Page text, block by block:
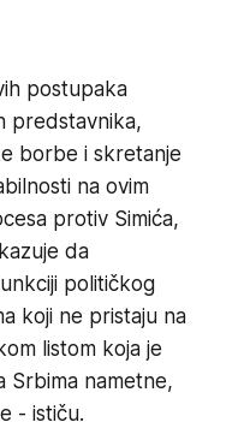
postupaka
predstavnika,
borbe i skretanje
na ovim
protiv Simića,
da
političkog
koji ne pristaju na
listom koja je
Srbima nametne,
- ističu.